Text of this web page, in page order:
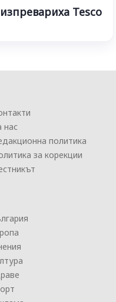
Tesco
нас
политика
за корекции